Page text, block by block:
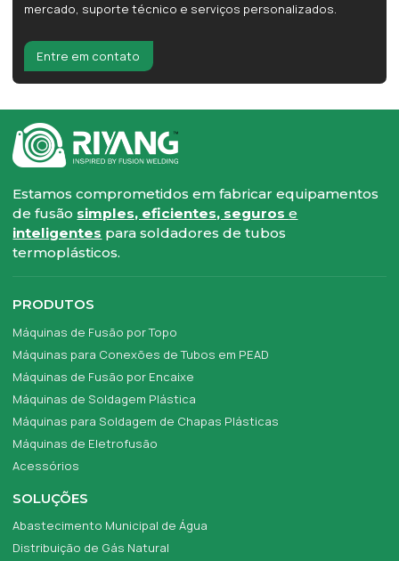
mercado, suporte técnico e serviços personalizados.
Entre em contato
Estamos comprometidos em fabricar equipamentos
de fusão simples, eficientes, segurose
inteligentes para soldadores de tubos
termoplásticos.
PRODUTOS
Máquinas de Fusão por Topo
Máquinas para Conexões de Tubos em PEAD
Máquinas de Fusão por Encaixe
Máquinas de Soldagem Plástica
Máquinas para Soldagem de Chapas Plásticas
Máquinas de Eletrofusão
Acessórios
SOLUÇÕES
Abastecimento Municipal de Água
Distribuição de Gás Natural